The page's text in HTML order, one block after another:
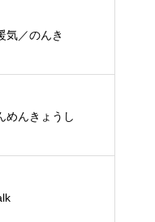
気／のんき
めんきょうし